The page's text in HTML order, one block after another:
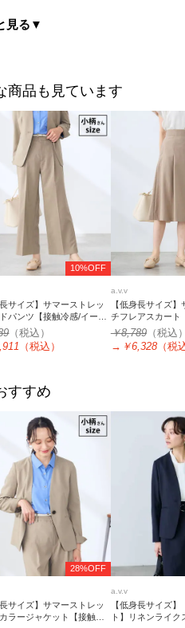
見る▼
商品も見ています
10%OFF
長サイズ】サマーストレッ
パンツ【接触冷感/イージ
UVカット/吸水速乾】
（税込）
（税込）
a.v.v
【低身長サイズ
チフレアスカート
ジーケア/UVカッ
￥8,789（税込
→ ￥6,328（税
すすめ
28%OFF
長サイズ】サマーストレッ
ラージャケット【接触冷
a.v.v
【低身長サイズ
ト】リネンライ